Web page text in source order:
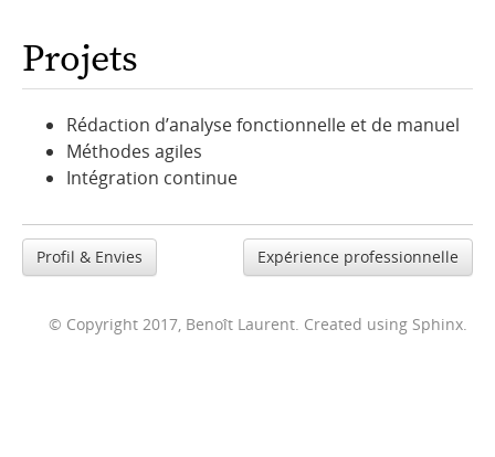
Projets
Rédaction d’analyse fonctionnelle et de manuel
Méthodes agiles
Intégration continue
Profil & Envies Expérience professionnelle
© Copyright 2017, Benoît Laurent. Created using Sphinx.